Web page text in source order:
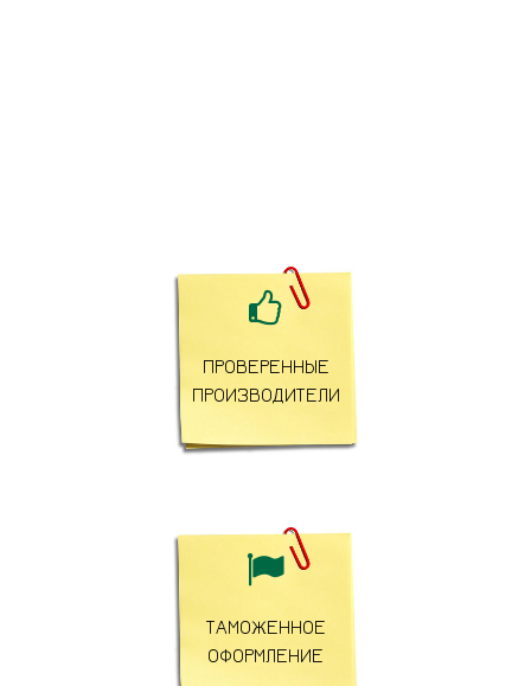

ПРОВЕРЕННЫЕ
ПРОИЗВОДИТЕЛИ

ТАМОЖЕННОЕ
ОФОРМЛЕНИЕ